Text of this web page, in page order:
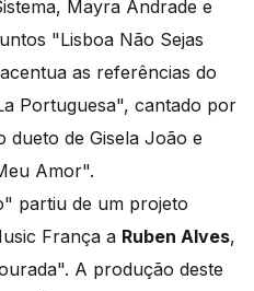
Mayra Andrade e
"Lisboa Não Sejas
as referências do
Portuguesa", cantado por
dueto de Gisela João e
Amor".
partiu de um projeto
França a Ruben Alves,
A produção deste